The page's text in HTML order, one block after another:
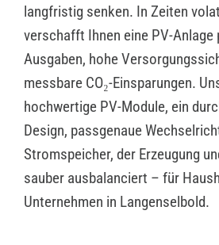
langfristig senken. In Zeiten
verschafft Ihnen eine PV-Anlage
Ausgaben, hohe
messbare CO₂-Einsparungen.
hochwertige PV-Module, ein
Design, passgenaue
Stromspeicher, der Erzeugung
sauber ausbalanciert – für
Unternehmen in Langenselbold.